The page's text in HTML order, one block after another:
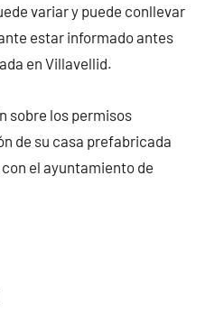
variar y puede conllevar
estar informado antes
en Villavellid.
sobre los permisos
de su casa prefabricada
el ayuntamiento de